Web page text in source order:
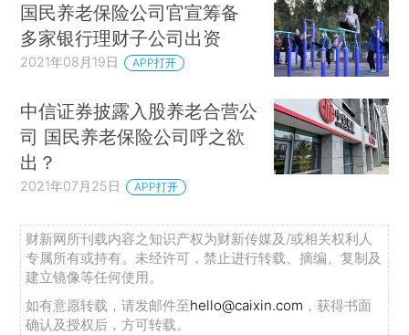
国民养老保险公司官宣筹备
多家银行理财子公司出资
2021年08月19日 APP打开
中信证券披露入股养老合营公
司 国民养老保险公司呼之欲
出？
2021年07月25日 APP打开
财新网所刊载内容之知识产权为财新传媒及/或相关权利人
专属所有或持有。未经许可，禁止进行转载、摘编、复制及
建立镜像等任何使用。
如有意愿转载，请发邮件至hello@caixin.com ，获得书面
确认及授权后，方可转载。